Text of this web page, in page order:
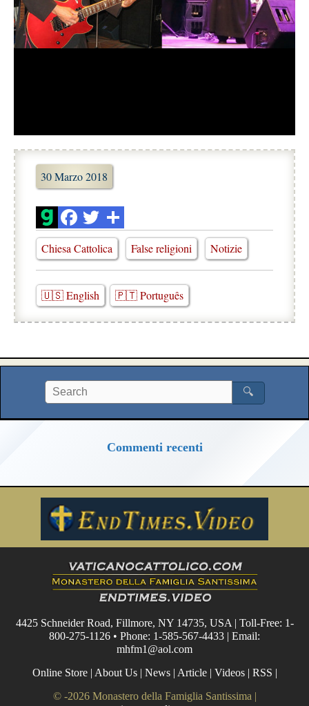
30 Marzo 2018
Chiesa Cattolica False religioni Notizie
🇺🇸 English 🇵🇹 Português
🔍
Commenti recenti
4425 Schneider Road, Fillmore, NY 14735, USA | Toll-Free: 1-
800-275-1126 • Phone: 1-585-567-4433 | Email:
mhfm1@aol.com
Online Store| About Us| News| Article| Videos| RSS |
© -2026 Monastero della Famiglia Santissima |